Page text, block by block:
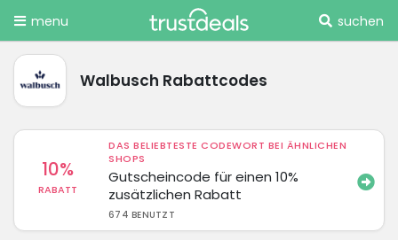
menu suchen
Walbusch Rabattcodes
10%
RABATT
DAS BELIEBTESTE CODEWORT BEI ÄHNLICHEN
SHOPS
Gutscheincode für einen 10%
zusätzlichen Rabatt
674 BENUTZT